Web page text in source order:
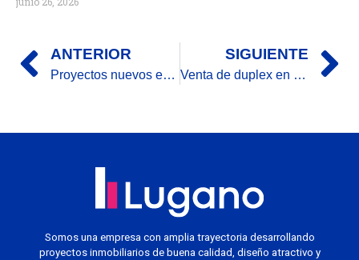
ANTERIOR
Proyectos nuevos en Magdalena del Mar: El destino ideal para familias modernas
SIGUIENTE
Venta de duplex en Jesús María: Elegancia, funcionalidad y calidad de vida en un solo espacio
Somos una empresa con amplia trayectoria desarrollando
proyectos inmobiliarios de buena calidad, diseño atractivo y